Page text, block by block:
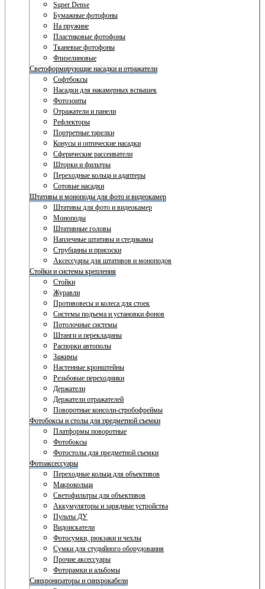
Super Dense
Бумажные фотофоны
На пружине
Пластиковые фотофоны
Тканевые фотофоны
Флизелиновые
Светоформирующие насадки и отражатели
Софтбоксы
Насадки для накамерных вспышек
Фотозонты
Отражатели и панели
Рефлекторы
Портретные тарелки
Конусы и оптические насадки
Сферические рассеиватели
Шторки и фильтры
Переходные кольца и адаптеры
Сотовые насадки
Штативы и моноподы для фото и видеокамер
Штативы для фото и видеокамер
Моноподы
Штативные головы
Наплечные штативы и стедикамы
Струбцины и присоски
Аксессуары для штативов и моноподов
Стойки и системы крепления
Стойки
Журавли
Противовесы и колеса для стоек
Системы подъема и установки фонов
Потолочные системы
Штанги и перекладины
Распорки автополы
Зажимы
Настенные кронштейны
Резьбовые переходники
Держатели
Держатели отражателей
Поворотные консоли-стробофреймы
Фотобоксы и столы для предметной съемки
Платформы поворотные
Фотобоксы
Фотостолы для предметной съемки
Фотоаксессуары
Переходные кольца для объективов
Макрокольца
Светофильтры для объективов
Аккумуляторы и зарядные устройства
Пульты ДУ
Видоискатели
Фотосумки, рюкзаки и чехлы
Сумки для студийного оборудования
Прочие аксессуары
Фоторамки и альбомы
Синхронизаторы и синхрокабели